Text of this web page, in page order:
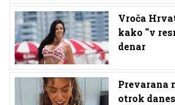
Vroča
kako ''v
denar
Prevarana
otrok